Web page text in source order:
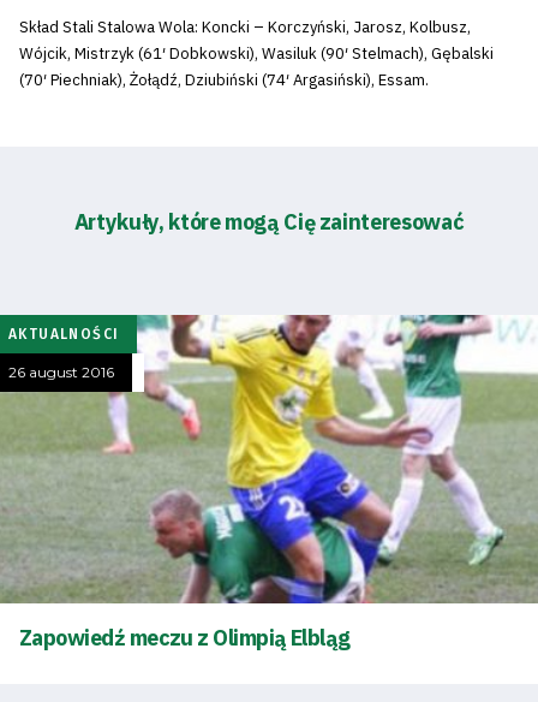
Skład Stali Stalowa Wola: Koncki – Korczyński, Jarosz, Kolbusz,
Wójcik, Mistrzyk (61′ Dobkowski), Wasiluk (90′ Stelmach), Gębalski
(70′ Piechniak), Żołądź, Dziubiński (74′ Argasiński), Essam.
Artykuły, które mogą Cię zainteresować
AKTUALNOŚCI
26 august 2016
Zapowiedź meczu z Olimpią Elbląg